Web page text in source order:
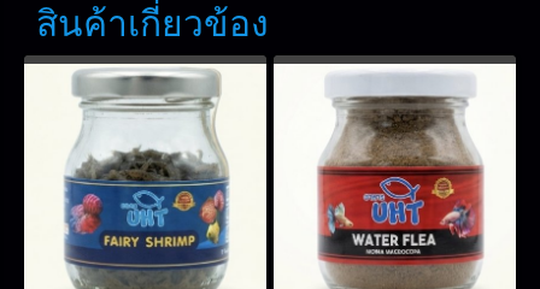
สินค้าเกี่ยวข้อง